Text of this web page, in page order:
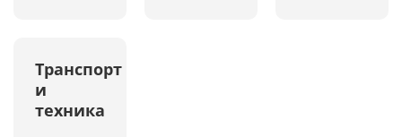
Транспорт
и
техника